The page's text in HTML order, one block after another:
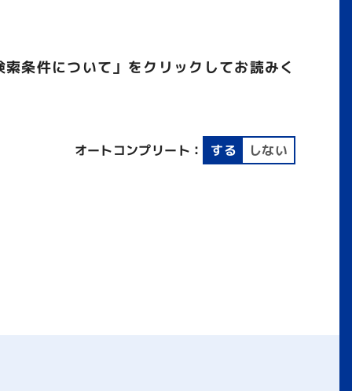
条件について」をクリックしてお読みく
オートコンプリート： する しない